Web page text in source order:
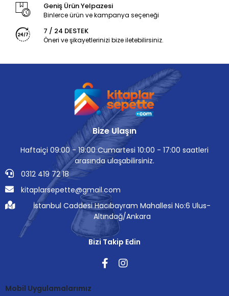
Geniş Ürün Yelpazesi
Binlerce ürün ve kampanya seçeneği
7 / 24 DESTEK
Öneri ve şikayetlerinizi bize iletebilirsiniz.
Bize Ulaşın
Haftaiçi 09:00 - 19:00 Cumartesi 10:00 - 17:00 saatleri
arasında ulaşabilirsiniz.
0312 419 72 18
kitaplarsepette@gmail.com
İstanbul Caddesi Hacıbayram Mahallesi No:6 Ulus-
Altındağ/Ankara
Bizi Takip Edin
Mobil Uygulamalarımız